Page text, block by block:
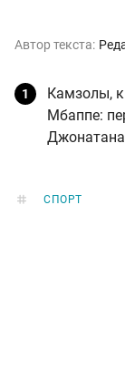
Автор текста:
Камзолы,
Мбаппе:
СПОРТ